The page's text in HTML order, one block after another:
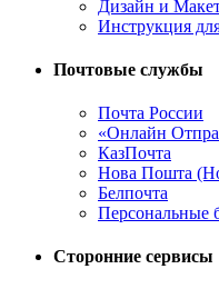
Дизайн и
Инструкция
Почтовые службы
Почта России
«Онлайн
КазПочта
Нова Пошта
Белпочта
Персональные
Сторонние сервисы